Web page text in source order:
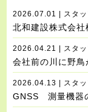
2026.07.01 | スタッ
北和建設株式会
2026.04.21 | スタッ
会社前の川に野鳥
2026.04.13 | スタッ
GNSS 測量機器